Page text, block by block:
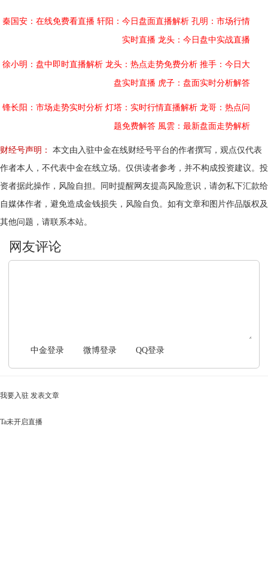
秦国安：在线免费看直播 轩阳：今日盘面直播解析 孔明：市场行情
实时直播 龙头：今日盘中实战直播
徐小明：盘中即时直播解析 龙头：热点走势免费分析 推手：今日大
盘实时直播 虎子：盘面实时分析解答
锋长阳：市场走势实时分析 灯塔：实时行情直播解析 龙哥：热点问
题免费解答 風雲：最新盘面走势解析
财经号声明：
本文由入驻中金在线财经号平台的作者撰写，观点仅代表
作者本人，不代表中金在线立场。仅供读者参考，并不构成投资建议。投
资者据此操作，风险自担。同时提醒网友提高风险意识，请勿私下汇款给
自媒体作者，避免造成金钱损失，风险自负。如有文章和图片作品版权及
其他问题，请联系本站。
中金登录 微博登录 QQ登录
我要入驻 发表文章
Ta未开启直播